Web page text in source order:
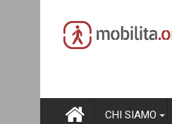
content
CHI SIAMO